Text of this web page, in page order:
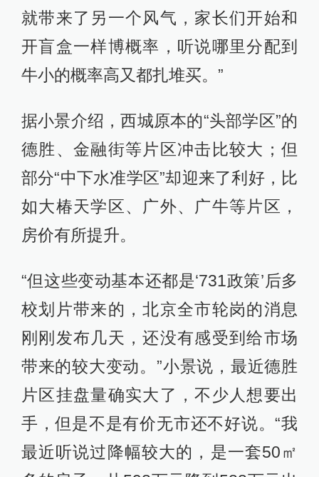
就带来了另一个风气，家长们开始和
开盲盒一样博概率，听说哪里分配到
牛小的概率高又都扎堆买。”
据小景介绍，西城原本的“头部学区”的
德胜、金融街等片区冲击比较大；但
部分“中下水准学区”却迎来了利好，比
如大椿天学区、广外、广牛等片区，
房价有所提升。
“但这些变动基本还都是‘731政策’后多
校划片带来的，北京全市轮岗的消息
刚刚发布几天，还没有感受到给市场
带来的较大变动。”小景说，最近德胜
片区挂盘量确实大了，不少人想要出
手，但是不是有价无市还不好说。“我
最近听说过降幅较大的，是一套50㎡